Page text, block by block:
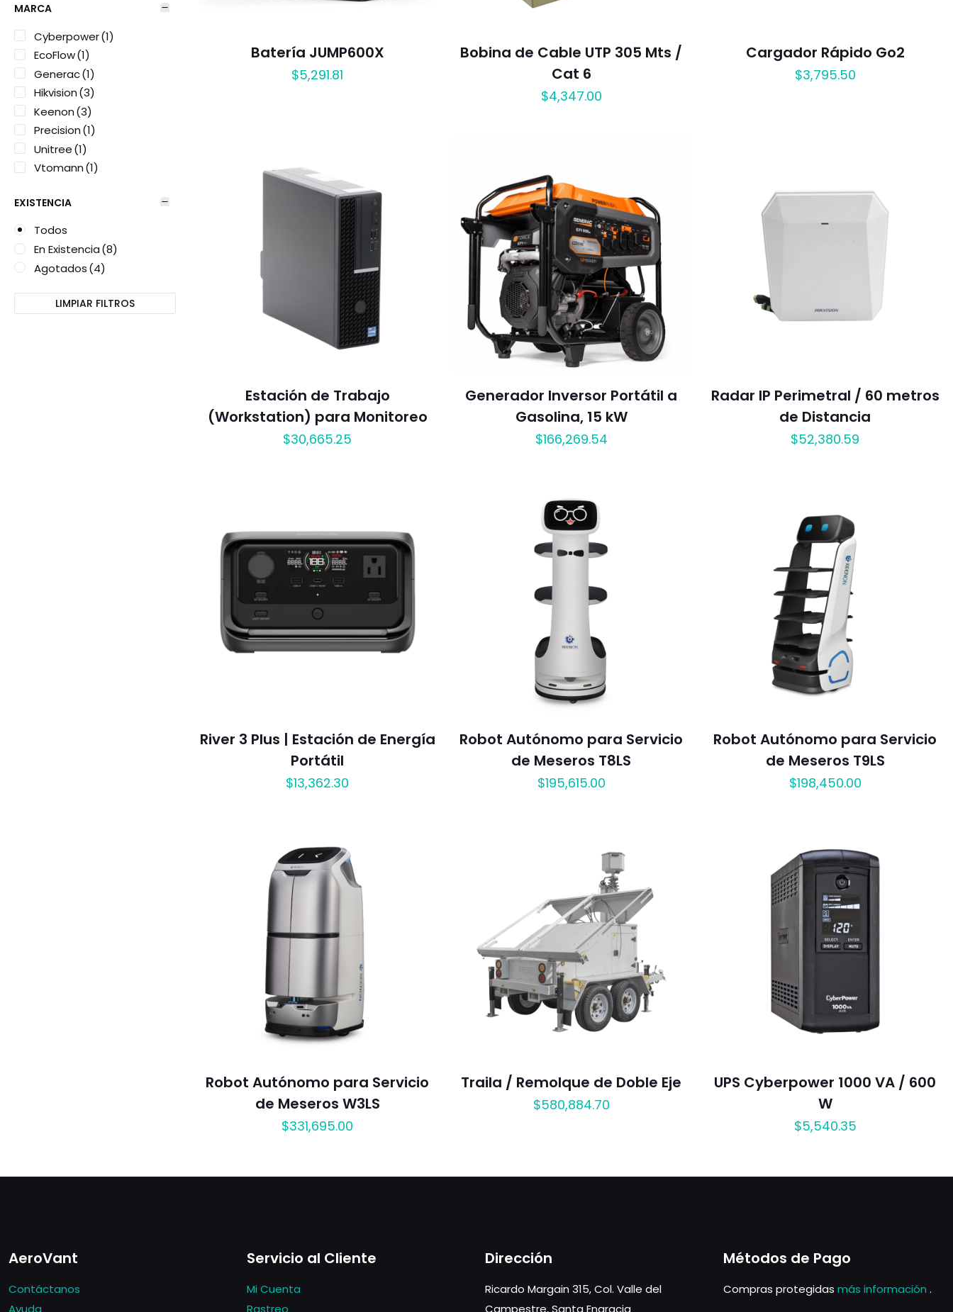
Batería JUMP600X
$5,291.81
Bobina de Cable UTP 305 Mts /
Cat 6
$4,347.00
Cargador Rápido Go2
$3,795.50
Estación de Trabajo
(Workstation) para Monitoreo
$30,665.25
Generador Inversor Portátil a
Gasolina, 15 kW
$166,269.54
Radar IP Perimetral / 60 metros
de Distancia
$52,380.59
River 3 Plus | Estación de Energía
Portátil
$13,362.30
Robot Autónomo para Servicio
de Meseros T8LS
$195,615.00
Robot Autónomo para Servicio
de Meseros T9LS
$198,450.00
Robot Autónomo para Servicio
de Meseros W3LS
$331,695.00
Traila / Remolque de Doble Eje
$580,884.70
UPS Cyberpower 1000 VA / 600
W
$5,540.35
MARCA
Cyberpower(1)
EcoFlow(1)
Generac(1)
Hikvision(3)
Keenon(3)
Precision(1)
Unitree(1)
Vtomann(1)
EXISTENCIA
Todos
En Existencia(8)
Agotados(4)
LIMPIAR FILTROS
AeroVant
Contáctanos
Ayuda
Servicio al Cliente
Mi Cuenta
Rastreo
Dirección
Ricardo Margain 315, Col. Valle del
Campestre, Santa Engracia
Métodos de Pago
Compras protegidas más información .